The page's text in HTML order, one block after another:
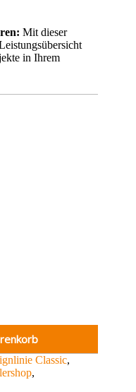
Mit dieser
in Ihrem
Classic,
,